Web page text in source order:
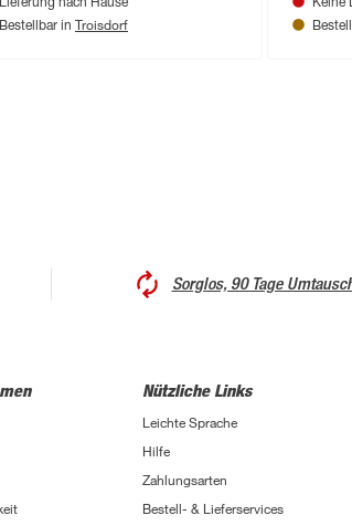
Lieferung nach Hause
Bestellbar in Troisdorf
Keine
Sorglos, 90 Tage
Nützliche Links
Leichte Sprache
Hilfe
Zahlungsarten
Bestell- & Lieferservices